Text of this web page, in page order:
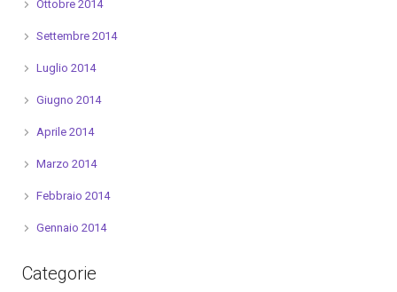
Ottobre 2014
Settembre 2014
Luglio 2014
Giugno 2014
Aprile 2014
Marzo 2014
Febbraio 2014
Gennaio 2014
Categorie